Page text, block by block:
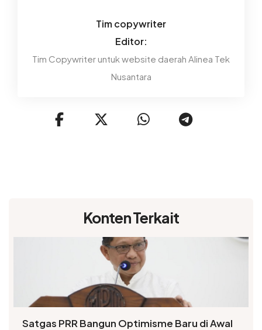
Tim copywriter
Editor:
Tim Copywriter untuk website daerah Alinea Tek
Nusantara
Konten Terkait
Satgas PRR Bangun Optimisme Baru di Awal